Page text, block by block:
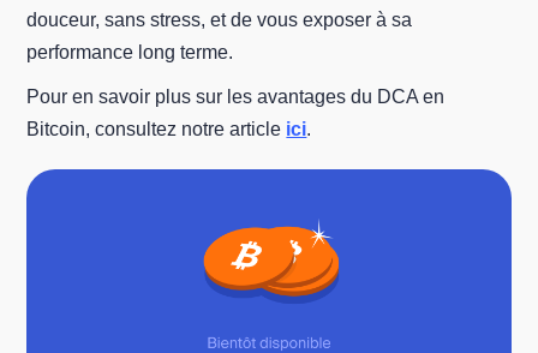
douceur, sans stress, et de vous exposer à sa
performance long terme.
Pour en savoir plus sur les avantages du DCA en
Bitcoin, consultez notre article ici.